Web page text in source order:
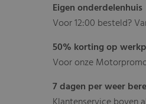
Eigen onderdelenhuis
Voor 12:00 besteld?
50% korting op
Voor onze
7 dagen per weer